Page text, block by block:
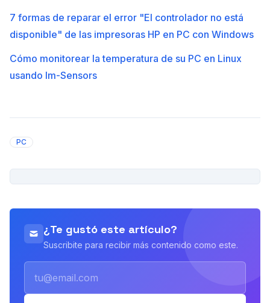
7 formas de reparar el error "El controlador no está
disponible" de las impresoras HP en PC con Windows
Cómo monitorear la temperatura de su PC en Linux
usando lm-Sensors
PC
¿Te gustó este artículo?
Suscribite para recibir más contenido como este.